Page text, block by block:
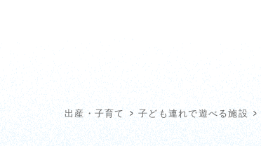
出産・子育て 子ども連れで遊べる施設